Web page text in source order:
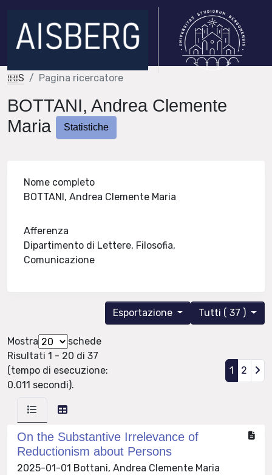
IRIS Pagina ricercatore
BOTTANI, Andrea Clemente
Maria
Statistiche
Nome completo
BOTTANI, Andrea Clemente Maria
Afferenza
Dipartimento di Lettere, Filosofia,
Comunicazione
Tutti ( 37 )
Esportazione
Mostra
schede
Risultati 1 - 20 di 37
(tempo di esecuzione:
0.011 secondi).
1 2
On the Substantive Irrelevance of
Reductionism about Persons
2025-01-01 Bottani, Andrea Clemente Maria